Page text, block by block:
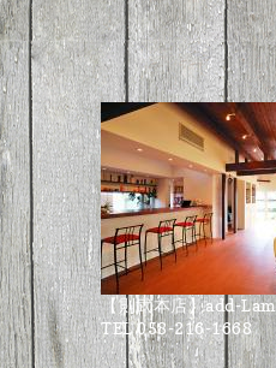
【則武本店】add-
TEL 058-216-1668